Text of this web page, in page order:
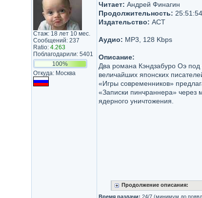
Стаж: 18 лет 10 мес.
Сообщений: 237
Ratio: 4.263
Поблагодарили: 5401
100%
Откуда: Москва
Читает: Андрей Финагин
Продолжительность: 25:51:54
Издательство: АСТ
Аудио: MP3, 128 Kbps
Описание:
Два романа Кэндзабуро Оэ под
величайших японских
«Игры современников»
«Записки пинчраннера» через
ядерного уничтожения.
Продолжение описания:
Время раздачи: 24/7 (минимум до